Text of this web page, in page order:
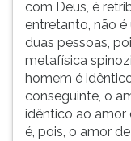
com Deus, é
entretanto, não
duas pessoas,
metafísica
homem é
conseguinte, o
idêntico ao amor
é, pois, o amor